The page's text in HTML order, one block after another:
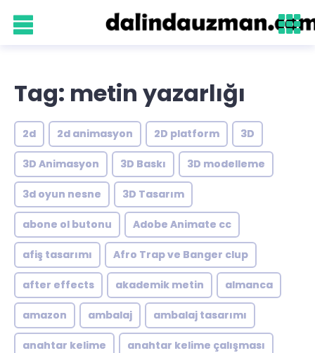
Tag: metin yazarlığı
2d 2d animasyon 2D platform 3D
3D Animasyon 3D Baskı 3D modelleme
3d oyun nesne 3D Tasarım
abone ol butonu Adobe Animate cc
afiş tasarımı Afro Trap ve Banger clup
after effects akademik metin almanca
amazon ambalaj ambalaj tasarımı
anahtar kelime anahtar kelime çalışması